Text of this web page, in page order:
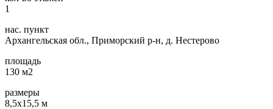
1
нас. пункт
Архангельская обл., Приморский р-н, д. Нестерово
площадь
130 м2
размеры
8,5х15,5 м